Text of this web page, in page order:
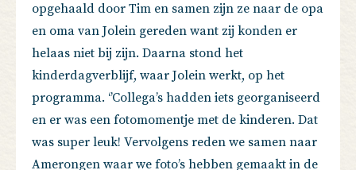
opgehaald door Tim en samen zijn ze naar de opa
en oma van Jolein gereden want zij konden er
helaas niet bij zijn. Daarna stond het
kinderdagverblijf, waar Jolein werkt, op het
programma. ‘’Collega’s hadden iets georganiseerd
en er was een fotomomentje met de kinderen. Dat
was super leuk! Vervolgens reden we samen naar
Amerongen waar we foto’s hebben gemaakt in de